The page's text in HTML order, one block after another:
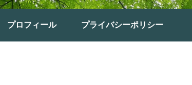
プロフィール プライバシーポリシー